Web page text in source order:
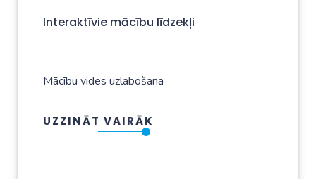
Interaktīvie mācību līdzekļi
Mācību vides uzlabošana
UZZINĀT VAIRĀK